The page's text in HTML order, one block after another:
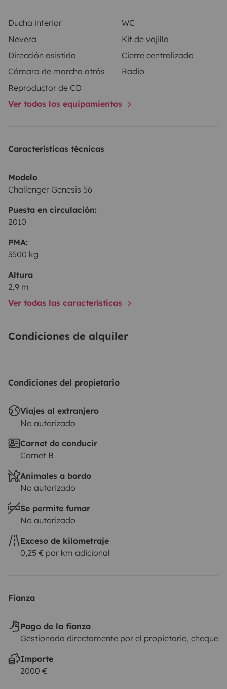
Ducha interior
WC
Nevera
Kit de vajilla
Dirección asistida
Cierre centralizado
Cámara de marcha atrás
Radio
Reproductor de CD
Ver todos los equipamientos
Características técnicas
Modelo
Challenger Genesis 56
Puesta en circulación:
2010
PMA:
3500 kg
Altura
2,9 m
Ver todas las características
Condiciones de alquiler
Condiciones del propietario
Viajes al extranjero
No autorizado
Carnet de conducir
Carnet B
Animales a bordo
No autorizado
Se permite fumar
No autorizado
Exceso de kilometraje
0,25 € por km adicional
Fianza
Pago de la fianza
Gestionada directamente por el propietario, cheque
Importe
2000 €